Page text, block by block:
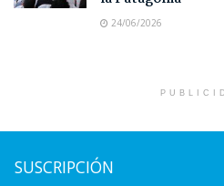
24/06/2026
SUSCRIPCIÓN